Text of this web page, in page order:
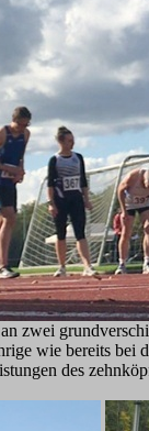
zwei
wie bereits
des